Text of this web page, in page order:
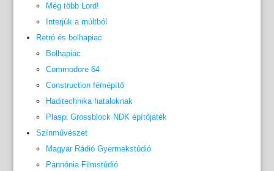
Még több Lord!
Interjúk a múltból
Retró és bolhapiac
Bolhapiac
Commodore 64
Construction fémépítő
Haditechnika fiataloknak
Plaspi Grossblock NDK építőjáték
Színművészet
Magyar Rádió Gyermekstúdió
Pannónia Filmstúdió